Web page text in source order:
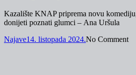
Kazalište KNAP priprema novu
donijeti poznati glumci – Ana Uršula
Najave14. listopada 2024.No Comment